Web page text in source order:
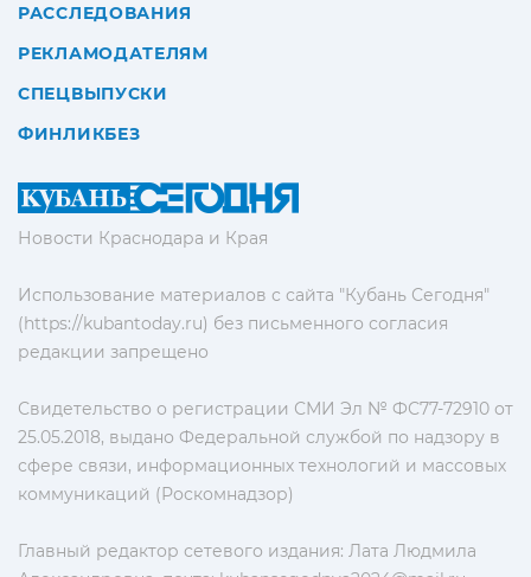
Новости Краснодара и Края
Использование материалов с сайта "Кубань Сегодня"
(https://kubantoday.ru) без письменного согласия
редакции запрещено
Свидетельство о регистрации СМИ Эл № ФС77-72910 от
25.05.2018, выдано Федеральной службой по надзору в
сфере связи, информационных технологий и массовых
коммуникаций (Роскомнадзор)
Главный редактор сетевого издания: Лата Людмила
РАССЛЕДОВАНИЯ
РЕКЛАМОДАТЕЛЯМ
СПЕЦВЫПУСКИ
ФИНЛИКБЕЗ